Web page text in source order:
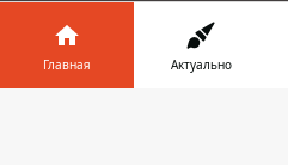
Главная Актуально